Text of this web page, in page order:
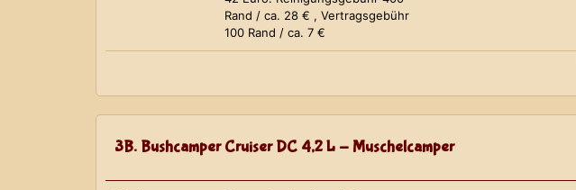
Rand / ca. 28 € , Vertragsgebühr
100 Rand / ca. 7 €
3B. Bushcamper Cruiser DC 4,2 L - Muschelcamper